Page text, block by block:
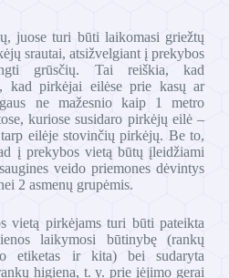
juose turi būti laikomasi griežtų
srautai, atsižvelgiant į prekybos
grūsčių. Tai reiškia, kad
kad pirkėjai eilėse prie kasų ar
ne mažesnio kaip 1 metro
kuriose susidaro pirkėjų eilė –
eilėje stovinčių pirkėjų. Be to,
į prekybos vietą būtų įleidžiami
veido priemones dėvintys
2 asmenų grupėmis.
vietą pirkėjams turi būti pateikta
laikymosi būtinybę (rankų
etiketas ir kita) bei sudaryta
higiena, t. y. prie įėjimo gerai